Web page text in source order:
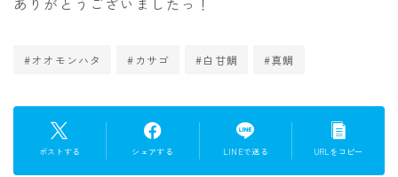
#オオモンハタ #カサゴ #白甘鯛 #真鯛
ポストする シェアする LINEで送る URLをコピー